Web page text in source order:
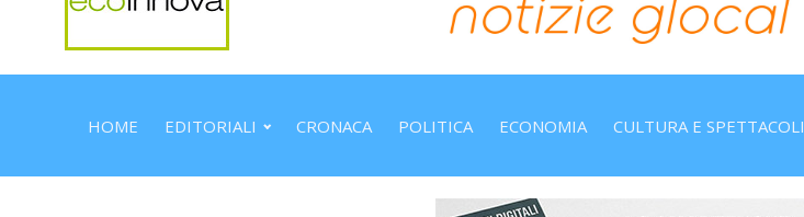
HOME EDITORIALI CRONACA POLITICA ECONOMIA CULTURA E SPETTACOLI